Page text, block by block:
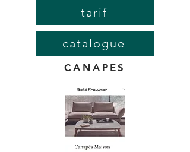
tarif
catalogue
CANAPES